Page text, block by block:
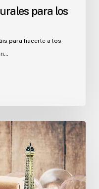
para los
para hacerle a los